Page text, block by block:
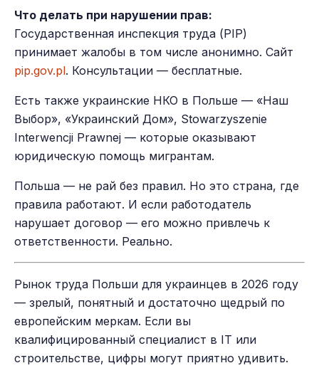
Что делать при нарушении прав:
Государственная инспекция труда (PIP)
принимает жалобы в том числе анонимно. Сайт
pip.gov.pl. Консультации — бесплатные.
Есть также украинские НКО в Польше — «Наш
Выбор», «Украинский Дом», Stowarzyszenie
Interwencji Prawnej — которые оказывают
юридическую помощь мигрантам.
Польша — не рай без правил. Но это страна, где
правила работают. И если работодатель
нарушает договор — его можно привлечь к
ответственности. Реально.
Рынок труда Польши для украинцев в 2026 году
— зрелый, понятный и достаточно щедрый по
европейским меркам. Если вы
квалифицированный специалист в IT или
строительстве, цифры могут приятно удивить.